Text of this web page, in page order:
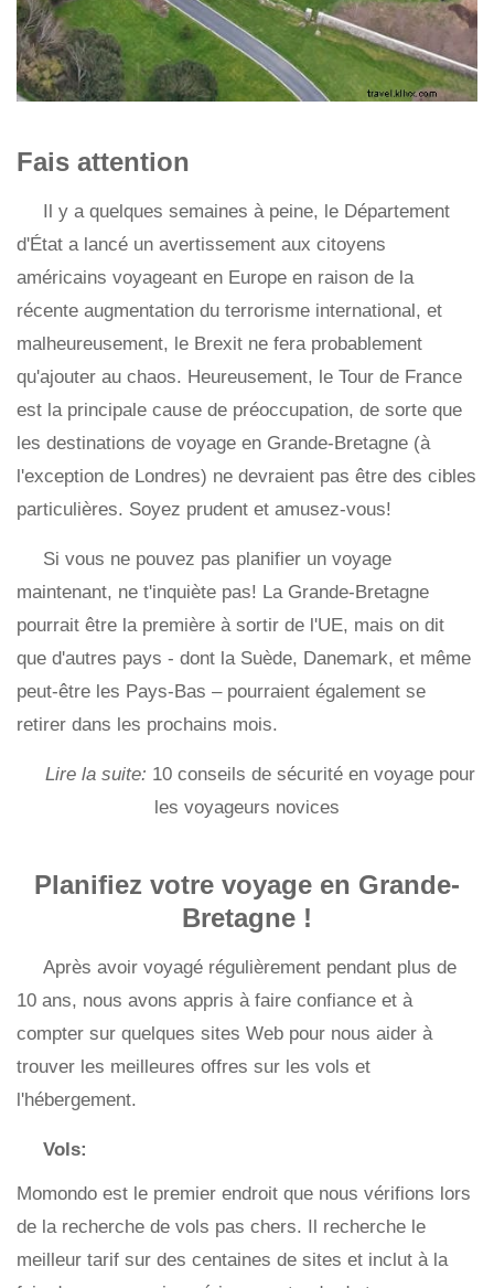
Fais attention
Il y a quelques semaines à peine, le Département
d'État a lancé un avertissement aux citoyens
américains voyageant en Europe en raison de la
récente augmentation du terrorisme international, et
malheureusement, le Brexit ne fera probablement
qu'ajouter au chaos. Heureusement, le Tour de France
est la principale cause de préoccupation, de sorte que
les destinations de voyage en Grande-Bretagne (à
l'exception de Londres) ne devraient pas être des cibles
particulières. Soyez prudent et amusez-vous!
Si vous ne pouvez pas planifier un voyage
maintenant, ne t'inquiète pas! La Grande-Bretagne
pourrait être la première à sortir de l'UE, mais on dit
que d'autres pays - dont la Suède, Danemark, et même
peut-être les Pays-Bas – pourraient également se
retirer dans les prochains mois.
Lire la suite: 10 conseils de sécurité en voyage pour
les voyageurs novices
Planifiez votre voyage en Grande-
Bretagne !
Après avoir voyagé régulièrement pendant plus de
10 ans, nous avons appris à faire confiance et à
compter sur quelques sites Web pour nous aider à
trouver les meilleures offres sur les vols et
l'hébergement.
Vols:
Momondo est le premier endroit que nous vérifions lors
de la recherche de vols pas chers. Il recherche le
meilleur tarif sur des centaines de sites et inclut à la